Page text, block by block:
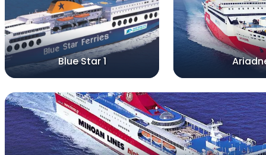
Blue Star 1